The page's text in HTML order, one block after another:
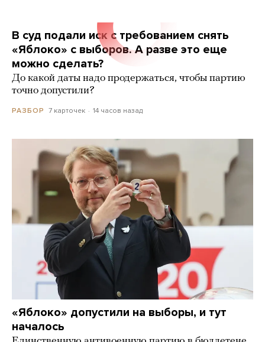
В суд подали иск с требованием снять
«Яблоко» с выборов. А разве это еще
можно сделать?
До какой даты надо продержаться, чтобы партию
точно допустили?
РАЗБОР 7 карточек 14 часов назад
«Яблоко» допустили на выборы, и тут
началось